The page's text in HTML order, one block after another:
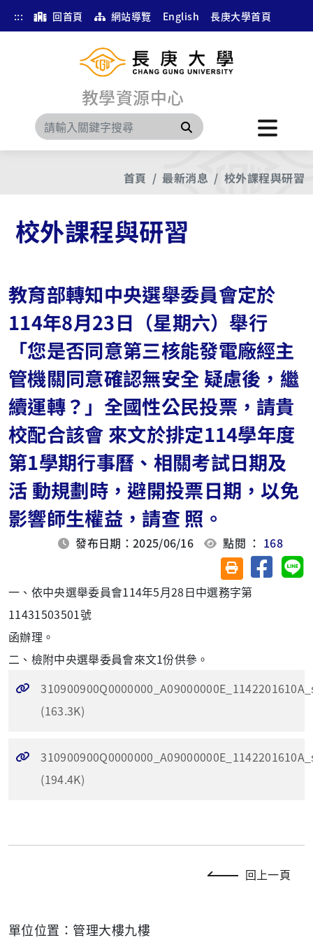
::: 回首頁 網站導覽 English 長庚大學首頁
教學資源中心
搜尋
首頁 最新消息 校外課程與研習
校外課程與研習
教育部轉知中央選舉委員會定於
114年8月23日（星期六）舉行
「您是否同意第三核能發電廠經主
管機關同意確認無安全 疑慮後，繼
續運轉？」全國性公民投票，請貴
校配合該會 來文於排定114學年度
第1學期行事曆、相關考試日期及
活 動規劃時，避開投票日期，以免
影響師生權益，請查 照。
發布日期：2025/06/16 點閱 ： 168
友善列印(另開視
分享至
一、依中央選舉委員會114年5月28日中選務字第
11431503501號
函辦理。
二、檢附中央選舉委員會來文1份供參。
(163.3K)
(194.4K)
回上一頁
單位位置：管理大樓九樓